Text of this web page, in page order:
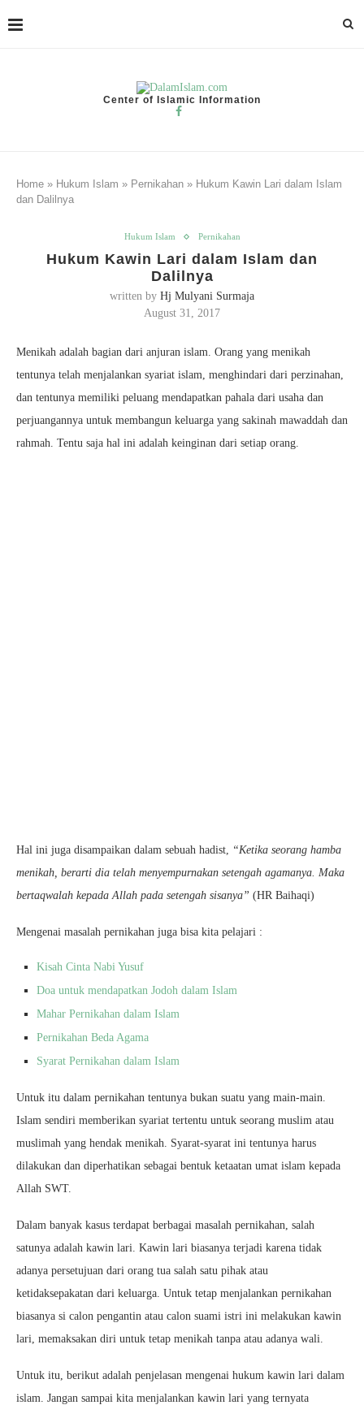
Center of Islamic Information
Home » Hukum Islam » Pernikahan » Hukum Kawin Lari dalam Islam
dan Dalilnya
Hukum Islam Pernikahan
Hukum Kawin Lari dalam Islam dan
Dalilnya
written by Hj Mulyani Surmaja
August 31, 2017
Menikah adalah bagian dari anjuran islam. Orang yang menikah
tentunya telah menjalankan syariat islam, menghindari dari perzinahan,
dan tentunya memiliki peluang mendapatkan pahala dari usaha dan
perjuangannya untuk membangun keluarga yang sakinah mawaddah dan
rahmah. Tentu saja hal ini adalah keinginan dari setiap orang.
Hal ini juga disampaikan dalam sebuah hadist, “Ketika seorang hamba
menikah, berarti dia telah menyempurnakan setengah agamanya. Maka
bertaqwalah kepada Allah pada setengah sisanya” (HR Baihaqi)
Mengenai masalah pernikahan juga bisa kita pelajari :
Kisah Cinta Nabi Yusuf
Doa untuk mendapatkan Jodoh dalam Islam
Mahar Pernikahan dalam Islam
Pernikahan Beda Agama
Syarat Pernikahan dalam Islam
Untuk itu dalam pernikahan tentunya bukan suatu yang main-main.
Islam sendiri memberikan syariat tertentu untuk seorang muslim atau
muslimah yang hendak menikah. Syarat-syarat ini tentunya harus
dilakukan dan diperhatikan sebagai bentuk ketaatan umat islam kepada
Allah SWT.
Dalam banyak kasus terdapat berbagai masalah pernikahan, salah
satunya adalah kawin lari. Kawin lari biasanya terjadi karena tidak
adanya persetujuan dari orang tua salah satu pihak atau
ketidaksepakatan dari keluarga. Untuk tetap menjalankan pernikahan
biasanya si calon pengantin atau calon suami istri ini melakukan kawin
lari, memaksakan diri untuk tetap menikah tanpa atau adanya wali.
Untuk itu, berikut adalah penjelasan mengenai hukum kawin lari dalam
islam. Jangan sampai kita menjalankan kawin lari yang ternyata